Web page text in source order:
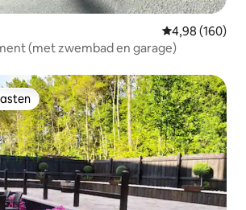
Gemiddelde
4,98 (160)
(met zwembad en garage)